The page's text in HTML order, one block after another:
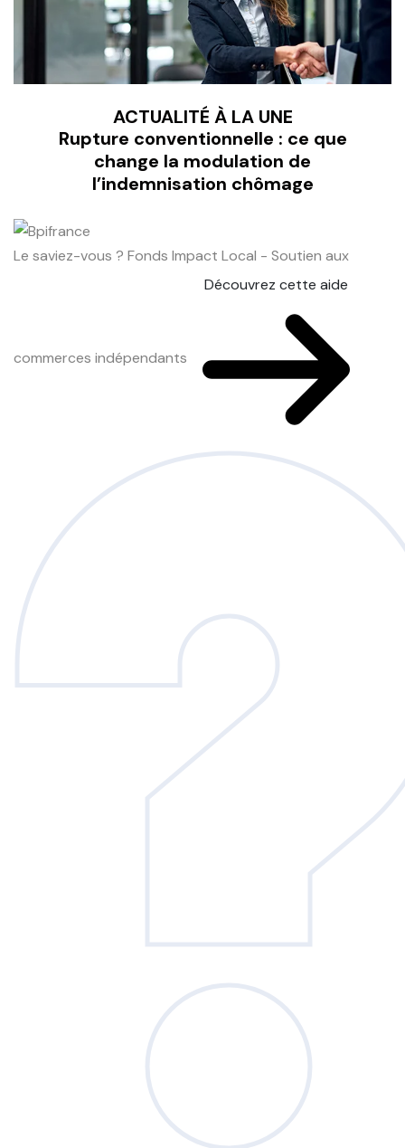
ACTUALITÉ À LA UNE
Rupture conventionnelle : ce que
change la modulation de
l’indemnisation chômage
Le saviez-vous ? Fonds Impact Local - Soutien aux
commerces indépendants
Découvrez cette aide